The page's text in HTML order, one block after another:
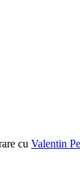
cu Valentin